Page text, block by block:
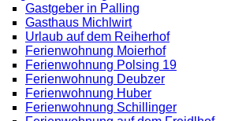
Gastgeber in Palling
Gasthaus Michlwirt
Urlaub auf dem Reiherhof
Ferienwohnung Moierhof
Ferienwohnung Polsing 19
Ferienwohnung Deubzer
Ferienwohnung Huber
Ferienwohnung Schillinger